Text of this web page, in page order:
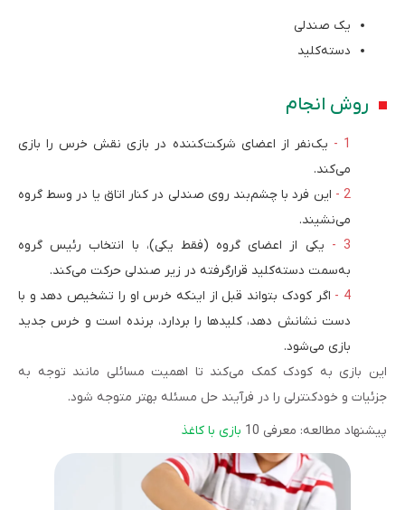
یک صندلی
دسته‌کلید
روش انجام
یک‌نفر از اعضای شرکت‌کننده در بازی نقش خرس را بازی
می‌کند.
این فرد با چشم‌بند روی صندلی در کنار اتاق یا در وسط گروه
می‌نشیند.
یکی از اعضای گروه (فقط یکی)، با انتخاب رئیس گروه
به‌سمت دسته‌کلید قرارگرفته در زیر صندلی حرکت می‌کند.
اگر کودک بتواند قبل از اینکه خرس او را تشخیص دهد و با
دست نشانش دهد، کلیدها را بردارد، برنده است و خرس جدید
بازی می‌شود.
این بازی به کودک کمک می‌کند تا اهمیت مسائلی مانند توجه به
جزئیات و خودکنترلی را در فرآیند حل مسئله بهتر متوجه شود.
پیشنهاد مطالعه: معرفی 10
بازی با کاغذ